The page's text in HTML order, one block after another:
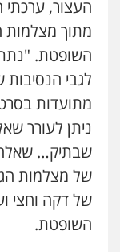
מתוך מצלמות
השופטת.
לגבי
מתועדות
ניתן לעורר
שבתיק… שאלה
של מצלמות
של דקה וחצי
השופטת.